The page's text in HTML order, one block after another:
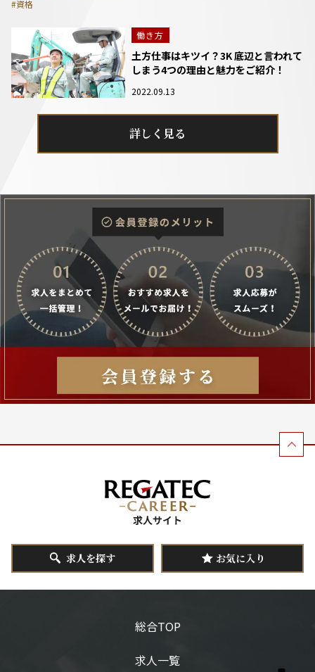
#資格
働き方
土方仕事はキツイ？3K 底辺と言われて
しまう4つの理由と魅力をご紹介！
2022.09.13
詳しく見る
求人を探す お気に入り
総合TOP
求人一覧